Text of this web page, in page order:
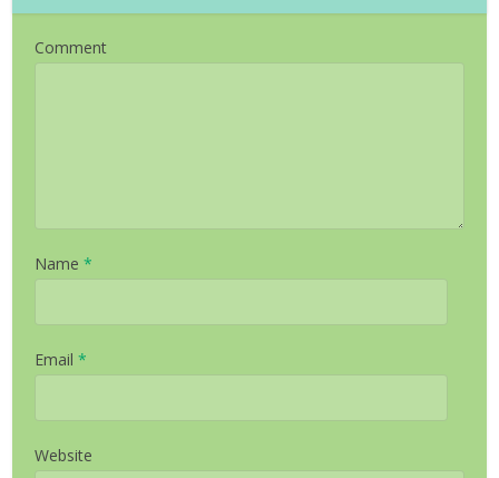
Comment
Name *
Email *
Website